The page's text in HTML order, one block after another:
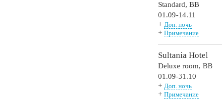
Standard,BB
01.09-14.11
+Доп. ночь
+Примечание
Sultania Hotel
Deluxe room,BB
01.09-31.10
+Доп. ночь
+Примечание